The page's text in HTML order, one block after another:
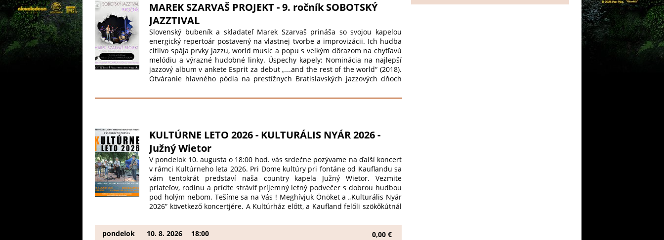
MAREK SZARVAŠ PROJEKT - 9. ročník SOBOTSKÝ
JAZZTIVAL
Slovenský bubeník a skladateľ Marek Szarvaš prináša so svojou kapelou
energický repertoár postavený na vlastnej tvorbe a improvizácii. Ich hudba
citlivo spája prvky jazzu, world music a popu s veľkým dôrazom na chytľavú
melódiu a výrazné hudobné linky. Úspechy kapely: Nominácia na najlepší
jazzový album v ankete Esprit za debut „...and the rest of the world“ (2018).
Otváranie hlavného pódia na prestížnych Bratislavských jazzových dňoch
predstavia aj zaujímaví hostia. Zloženie kapely: Darinka Kandra Kompušová
KULTÚRNE LETO 2026 - KULTURÁLIS NYÁR 2026 -
Južný Wietor
V pondelok 10. augusta o 18:00 hod. vás srdečne pozývame na ďalší koncert
v rámci Kultúrneho leta 2026. Pri Dome kultúry pri fontáne od Kauflandu sa
vám tentokrát predstaví naša country kapela Južný Wietor. Vezmite
priateľov, rodinu a príďte stráviť príjemný letný podvečer s dobrou hudbou
pod holým nebom. Tešíme sa na Vás ! Meghívjuk Önöket a „Kulturális Nyár
2026” következő koncertjére. A Kultúrház előtt, a Kaufland felőli szökőkútnál
családjukat és töltsenek el egy kellemes nyári estét jó zene mellett a szabad
ég alatt. Szeretettel várjuk Önöket !
pondelok 10. 8. 2026 18:00 0,00 €